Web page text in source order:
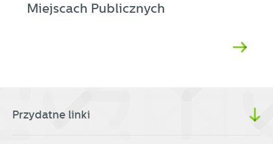
Miejscach Publicznych
Przydatne linki